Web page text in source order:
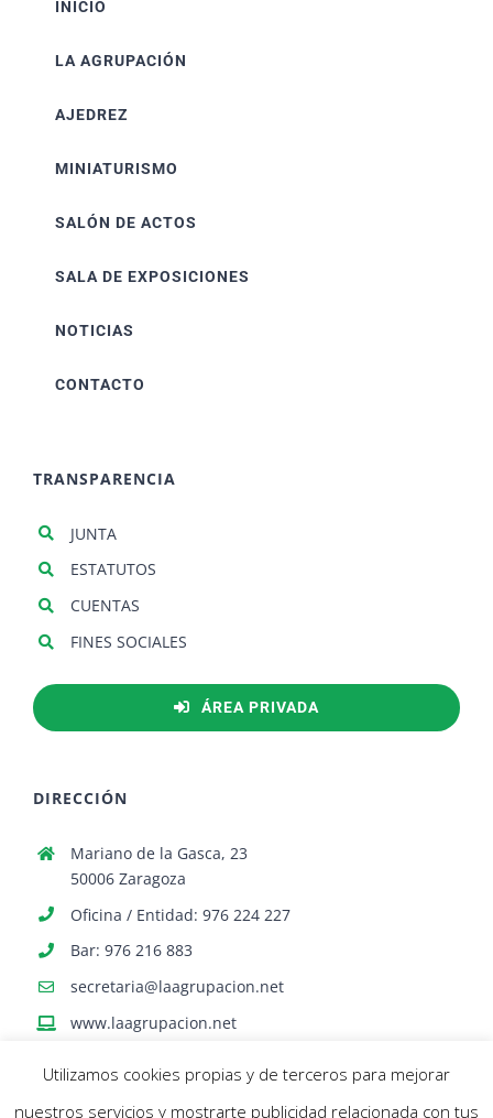
INICIO
LA AGRUPACIÓN
AJEDREZ
MINIATURISMO
SALÓN DE ACTOS
SALA DE EXPOSICIONES
NOTICIAS
CONTACTO
TRANSPARENCIA
JUNTA
ESTATUTOS
CUENTAS
FINES SOCIALES
ÁREA PRIVADA
DIRECCIÓN
Mariano de la Gasca, 23
50006 Zaragoza
Oficina / Entidad: 976 224 227
Bar: 976 216 883
secretaria@laagrupacion.net
www.laagrupacion.net
Utilizamos cookies propias y de terceros para mejorar
nuestros servicios y mostrarte publicidad relacionada con tus